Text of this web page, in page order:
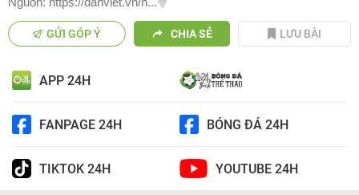
GỬI GÓP Ý CHIA SẺ LƯU BÀI
APP 24H
FANPAGE 24H BÓNG ĐÁ 24H
TIKTOK 24H YOUTUBE 24H